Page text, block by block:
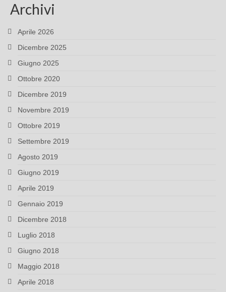
Archivi
Aprile 2026
Dicembre 2025
Giugno 2025
Ottobre 2020
Dicembre 2019
Novembre 2019
Ottobre 2019
Settembre 2019
Agosto 2019
Giugno 2019
Aprile 2019
Gennaio 2019
Dicembre 2018
Luglio 2018
Giugno 2018
Maggio 2018
Aprile 2018